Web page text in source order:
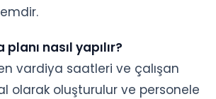
planı nasıl yapılır?
vardiya saatleri ve çalışan
olarak oluşturulur ve personele